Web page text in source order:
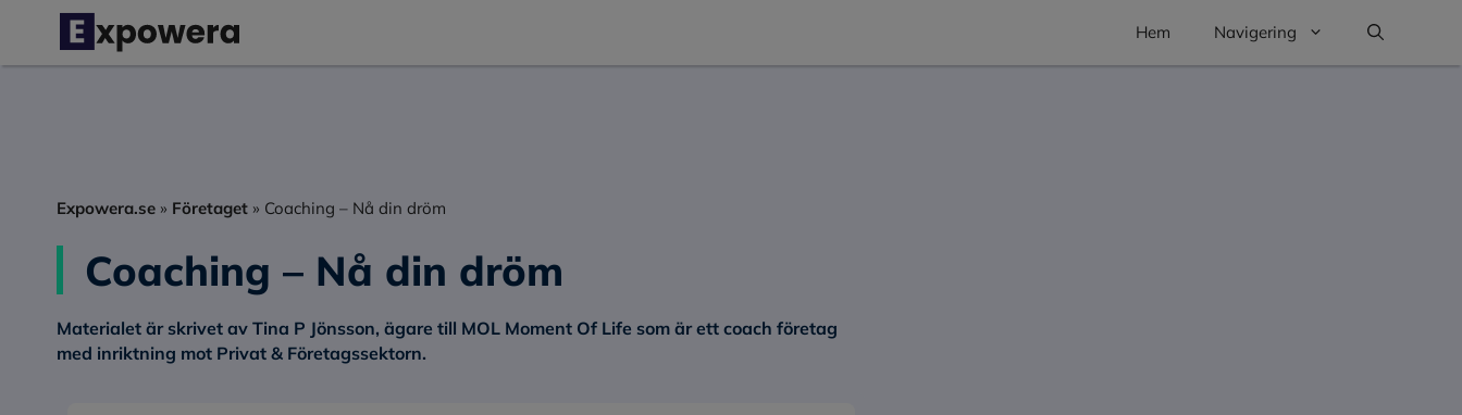
innehåll
Hem Navigering
Expowera.se » Företaget » Coaching – Nå din dröm
Coaching – Nå din dröm
Materialet är skrivet av Tina P Jönsson, ägare till MOL Moment Of Life som är ett coach företag
med inriktning mot Privat & Företagssektorn.